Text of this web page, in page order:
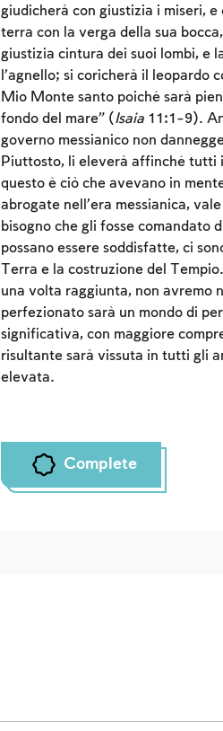
giudicherà con giustizia i miseri,
terra con la verga della sua
giustizia cintura dei suoi lombi, e
l’agnello; si coricherà il
Mio Monte santo poiché sarà
fondo del mare” (Isaia 11:1-9).
governo messianico non
Piuttosto, li eleverà affinché tutti
questo è ciò che avevano in
abrogate nell’era messianica,
bisogno che gli fosse comandato
possano essere soddisfatte, ci
Terra e la costruzione del
una volta raggiunta, non avremo
perfezionato sarà un mondo di
significativa, con maggiore
risultante sarà vissuta in tutti gli
elevata.
Complete
To mark
an account
Sign up